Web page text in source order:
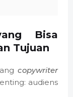
Bisa
Tujuan
copywriter
audiens